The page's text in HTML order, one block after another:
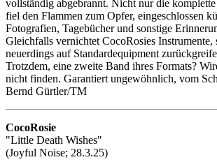
vollständig abgebrannt. Nicht nur die
fiel den Flammen zum Opfer, eingeschlossen
Fotografien, Tagebücher und sonstige
Gleichfalls vernichtet CocoRosies Instrumente,
neuerdings auf Standardequipment
Trotzdem, eine zweite Band ihres Formats?
nicht finden. Garantiert ungewöhnlich, vom
Bernd Gürtler/TM
CocoRosie
"Little Death Wishes"
(Joyful Noise; 28.3.25)